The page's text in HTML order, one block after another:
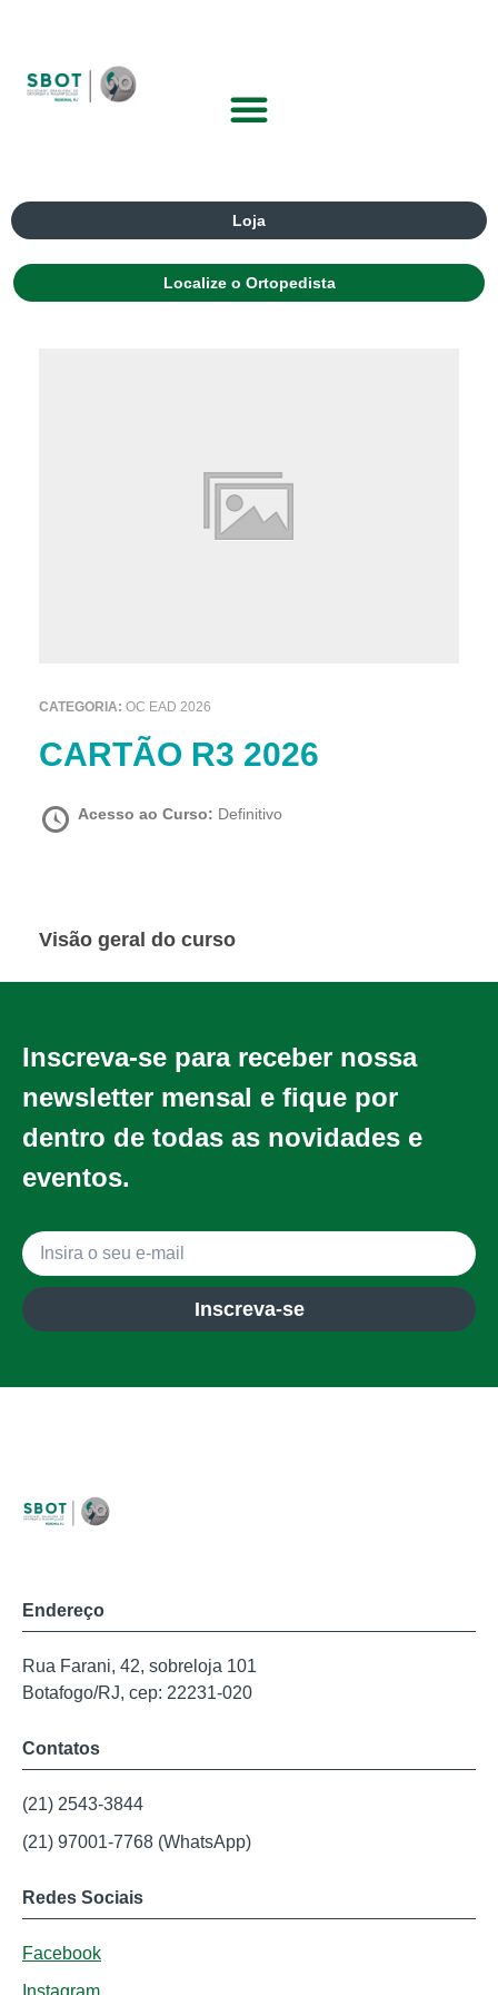
Loja
Localize o Ortopedista
CATEGORIA: OC EAD 2026
CARTÃO R3 2026
Acesso ao Curso: Definitivo
Visão geral do curso
Inscreva-se para receber nossa
newsletter mensal e fique por
dentro de todas as novidades e
eventos.
Inscreva-se
Endereço
Rua Farani, 42, sobreloja 101
Botafogo/RJ, cep: 22231-020
Contatos
(21) 2543-3844
(21) 97001-7768 (WhatsApp)
Redes Sociais
Facebook
Instagram